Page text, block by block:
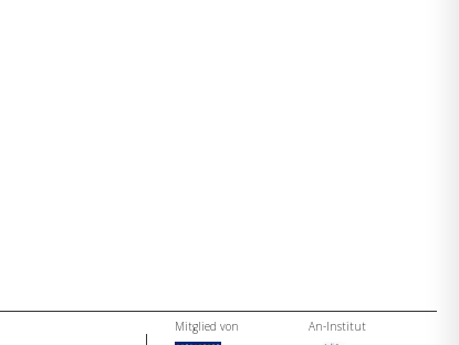
Mitglied von An-Institut